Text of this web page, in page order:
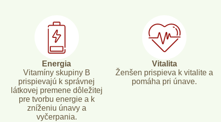
Energia
Vitamíny skupiny B
prispievajú k správnej
látkovej premene dôležitej
pre tvorbu energie a k
zníženiu únavy a
vyčerpania.
Vitalita
Ženšen prispieva k vitalite a
pomáha pri únave.